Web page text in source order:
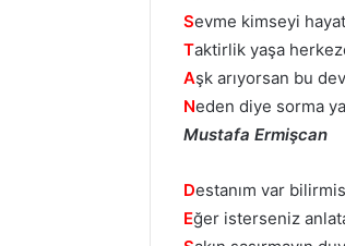
Sevme kimseyi
Taktirlik yaşa
Aşk arıyorsan bu
Neden diye sorma
Mustafa Ermişcan
Destanım var
Eğer isterseniz